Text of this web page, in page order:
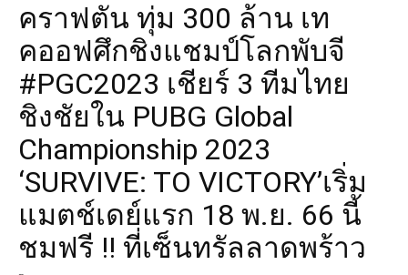
คราฟตัน ทุ่ม 300 ล้าน เท
คออฟศึกชิงแชมป์โลกพับจี
#PGC2023 เชียร์ 3 ทีมไทย
ชิงชัยใน PUBG Global
Championship 2023
‘SURVIVE: TO VICTORY’เริ่ม
แมตช์เดย์แรก 18 พ.ย. 66 นี้
ชมฟรี !! ที่เซ็นทรัลลาดพร้าว